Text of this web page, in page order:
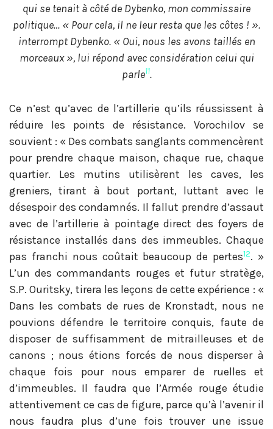
qui se tenait à côté de Dybenko, mon commissaire
politique… « Pour cela, il ne leur resta que les côtes ! ».
interrompt Dybenko. « Oui, nous les avons taillés en
morceaux », lui répond avec considération celui qui
parle11.
Ce n’est qu’avec de l’artillerie qu’ils réussissent à
réduire les points de résistance. Vorochilov se
souvient : « Des combats sanglants commencèrent
pour prendre chaque maison, chaque rue, chaque
quartier. Les mutins utilisèrent les caves, les
greniers, tirant à bout portant, luttant avec le
désespoir des condamnés. Il fallut prendre d’assaut
avec de l’artillerie à pointage direct des foyers de
résistance installés dans des immeubles. Chaque
pas franchi nous coûtait beaucoup de pertes12. »
L’un des commandants rouges et futur stratège,
S.P. Ouritsky, tirera les leçons de cette expérience : «
Dans les combats de rues de Kronstadt, nous ne
pouvions défendre le territoire conquis, faute de
disposer de suffisamment de mitrailleuses et de
canons ; nous étions forcés de nous disperser à
chaque fois pour nous emparer de ruelles et
d’immeubles. Il faudra que l’Armée rouge étudie
attentivement ce cas de figure, parce qu’à l’avenir il
nous faudra plus d’une fois trouver une issue